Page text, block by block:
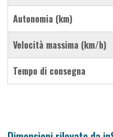
Autonomia (km)
Velocità massima (km/h)
Tempo di consegna